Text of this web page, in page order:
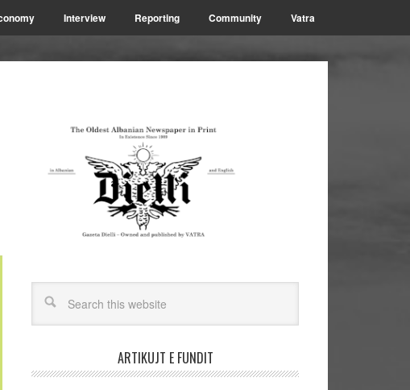
Interview Reporting Community Vatra
ARTIKUJT E FUNDIT